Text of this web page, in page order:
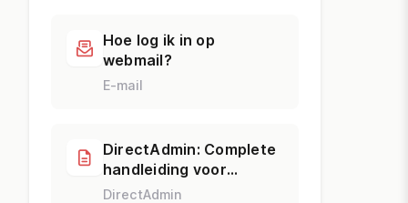
Hoe log ik in op
webmail?
E-mail
DirectAdmin: Complete
handleiding voor
beginners
DirectAdmin